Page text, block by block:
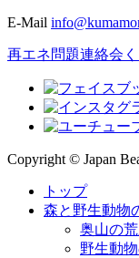
E-Mail
再エネ問題連絡会
Copyright © Japan
トップ
森と野生動物
奥山の
野生動